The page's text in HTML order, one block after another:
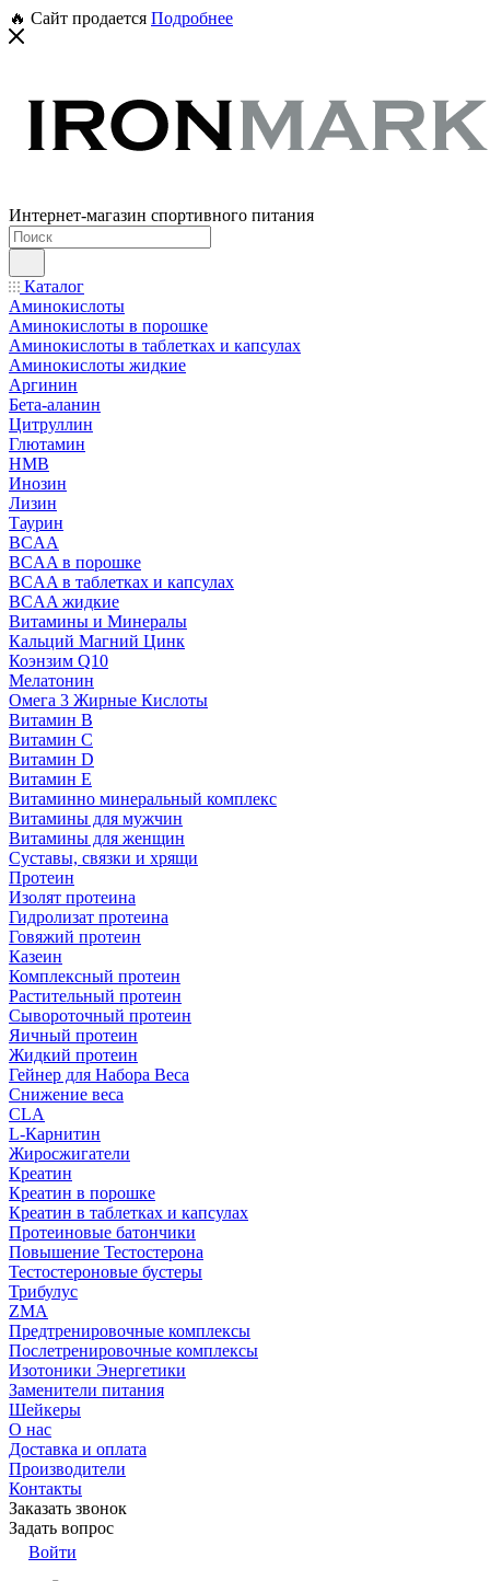
🔥 Сайт продается Подробнее
Интернет-магазин спортивного питания
Каталог
Аминокислоты
Аминокислоты в порошке
Аминокислоты в таблетках и капсулах
Аминокислоты жидкие
Аргинин
Бета-аланин
Цитруллин
Глютамин
HMB
Инозин
Лизин
Таурин
BCAA
BCAA в порошке
BCAA в таблетках и капсулах
BCAA жидкие
Витамины и Минералы
Кальций Магний Цинк
Коэнзим Q10
Мелатонин
Омега 3 Жирные Кислоты
Витамин B
Витамин C
Витамин D
Витамин E
Витаминно минеральный комплекс
Витамины для мужчин
Витамины для женщин
Суставы, связки и хрящи
Протеин
Изолят протеина
Гидролизат протеина
Говяжий протеин
Казеин
Комплексный протеин
Растительный протеин
Сывороточный протеин
Яичный протеин
Жидкий протеин
Гейнер для Набора Веса
Снижение веса
CLA
L-Карнитин
Жиросжигатели
Креатин
Креатин в порошке
Креатин в таблетках и капсулах
Протеиновые батончики
Повышение Тестостерона
Тестостероновые бустеры
Трибулус
ZMA
Предтренировочные комплексы
Послетренировочные комплексы
Изотоники Энергетики
Заменители питания
Шейкеры
О нас
Доставка и оплата
Производители
Контакты
Заказать звонок
Задать вопрос
Войти